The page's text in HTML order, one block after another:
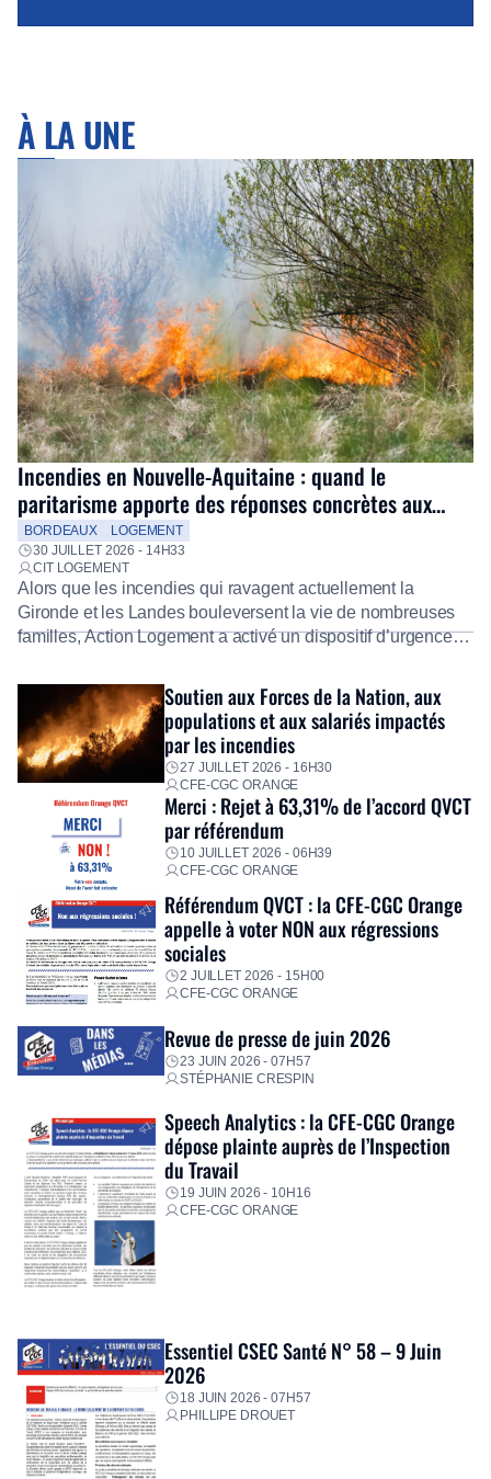
À LA UNE
Incendies en Nouvelle-Aquitaine : quand le
paritarisme apporte des réponses concrètes aux
salariés
BORDEAUX
LOGEMENT
30 JUILLET 2026 - 14H33
CIT LOGEMENT
Alors que les incendies qui ravagent actuellement la
Gironde et les Landes bouleversent la vie de nombreuses
familles, Action Logement a activé un dispositif d’urgence
Fidèle à sa mission d’utilité sociale, le Groupe mobilise
immédiatement ses équipes afin de proposer un diagnostic
personnalisé, des aides financières pour faire face aux
premières dépenses, […]
Soutien aux Forces de la Nation, aux
populations et aux salariés impactés
par les incendies
27 JUILLET 2026 - 16H30
CFE-CGC ORANGE
Merci : Rejet à 63,31% de l’accord QVCT
par référendum
10 JUILLET 2026 - 06H39
CFE-CGC ORANGE
Référendum QVCT : la CFE-CGC Orange
appelle à voter NON aux régressions
sociales
2 JUILLET 2026 - 15H00
CFE-CGC ORANGE
Revue de presse de juin 2026
23 JUIN 2026 - 07H57
STÉPHANIE CRESPIN
Speech Analytics : la CFE-CGC Orange
dépose plainte auprès de l’Inspection
du Travail
19 JUIN 2026 - 10H16
CFE-CGC ORANGE
Essentiel CSEC Santé N° 58 – 9 Juin
2026
18 JUIN 2026 - 07H57
PHILLIPE DROUET